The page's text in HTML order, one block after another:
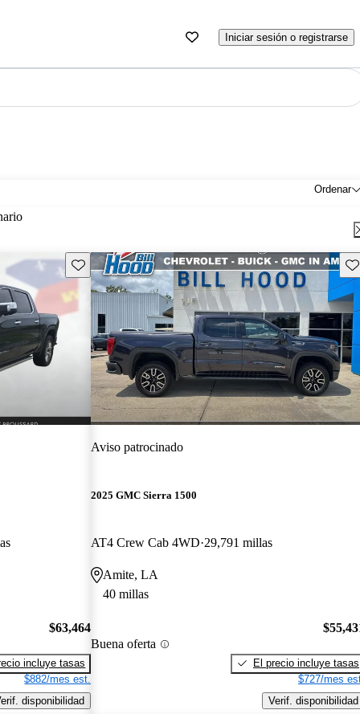
Iniciar sesión o registrarse
Ordenar
Guarda este Aviso
$63,464
incluye tasas
$882/mes est.
disponibilidad
Aviso patrocinado
2025 GMC Sierra 1500
AT4 Crew Cab 4WD 29,791 millas
Amite, LA
40 millas
Buena oferta
El precio incluye tasas
$727/mes
Verif. disponibilidad